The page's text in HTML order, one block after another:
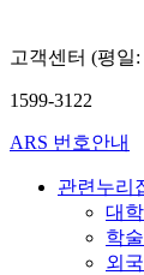
고객센터 (평일:
1599-3122
ARS 번호안내
관련누리
대
학
외